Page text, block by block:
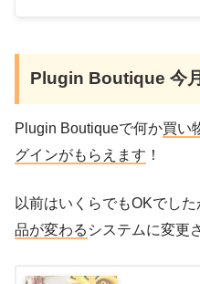
Black Frid
ay Sale
FF
Plugin Boutique 今
Plugin Boutiqueで何か買い
グインがもらえます ！
以前はいくらでもOKでした
品が変わる システムに変更